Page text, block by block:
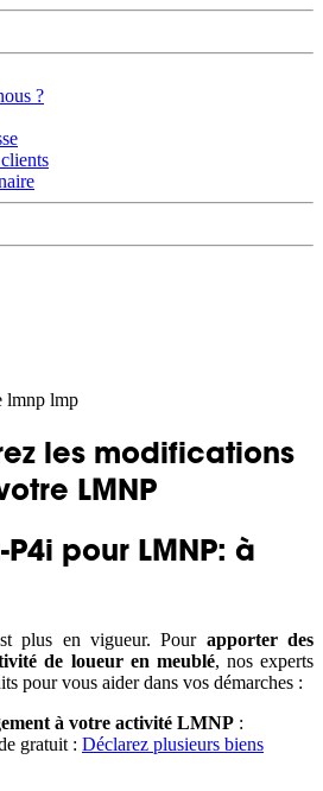
?
les modifications
LMNP
pour LMNP: à
plus en vigueur. Pour apporter des
de loueur en meublé, nos experts
pour vous aider dans vos démarches :
à votre activité LMNP :
gratuit : Déclarez plusieurs biens